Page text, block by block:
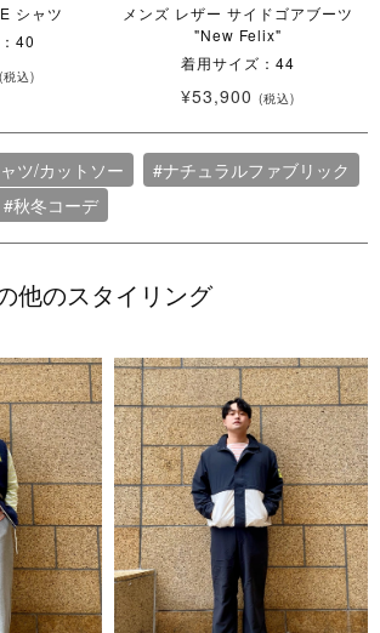
シャツ
40
(税込)
メンズ レザー サイドゴアブーツ
"New Felix"
着用サイズ：44
¥53,900 (税込)
ツ/カットソー
#ナチュラルファブリック
#秋冬コーデ
他のスタイリング